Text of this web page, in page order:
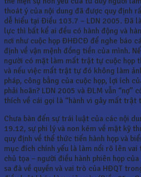
thoát ý của nội dung đã được quy định
dễ hiểu tại Điều 103.7 – LDN 2005. Đã
lực thì bất kể ai đều có hành động và
nơi như cuộc họp ĐHĐCĐ để nghe báo
định về vận mệnh đồng tiền của mình.
người có mặt làm mất trật tự cuộc họp
và nếu việc mất trật tự đó không làm
pháp, công bằng của cuộc họp, lợi ích
phải hoãn? LDN 2005 và ĐLM vẫn “nợ”
thích về cái gọi là “hành vi gây mất trật
Chưa bàn đến sự trái luật của các nội
19.12, sự phi lý và non kém về mặt kỹ
quy định về thể thức tiến hành họp và
mục đích chính yếu là làm nổi rõ lên
chủ tọa – người điều hành phiên họp
sa đà về quyền và vai trò của HĐQT